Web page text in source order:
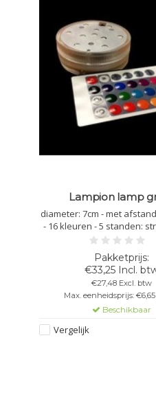
Lampion lamp
diameter: 7cm - met
- 16 kleuren - 5 standen:
fade en smooth - 3 AAA-
nodig, niet
€33,25 Incl.
€27,48 Excl. btw
Max. eenheidsprijs:
Beschikbaar
Vergelijk